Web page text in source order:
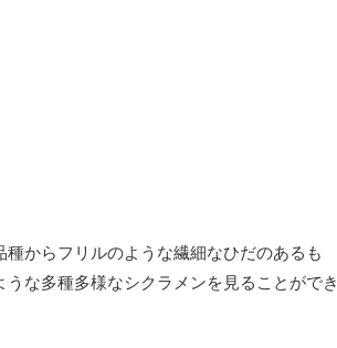
からフリルのような繊細なひだのあるも
な多種多様なシクラメンを見ることができ